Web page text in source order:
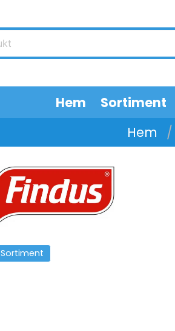
Hem Sortiment
Hem
Sortiment